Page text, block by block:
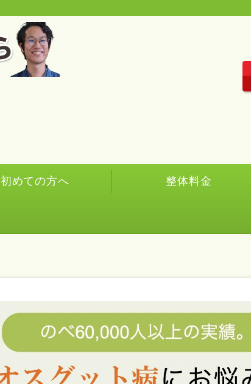
初めての方へ 整体料金